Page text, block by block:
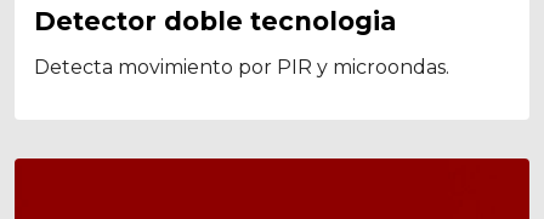
Detector doble tecnologia
Detecta movimiento por PIR y microondas.